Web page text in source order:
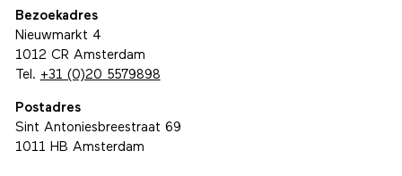
Bezoekadres
Nieuwmarkt 4
1012 CR Amsterdam
Tel. +31 (0)20 5579898
Postadres
Sint Antoniesbreestraat 69
1011 HB Amsterdam